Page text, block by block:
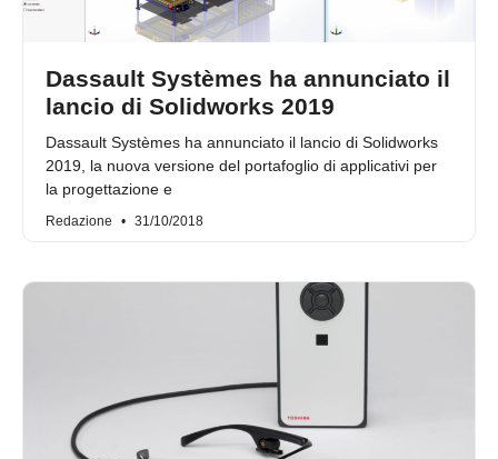
Dassault Systèmes ha annunciato il
lancio di Solidworks 2019
Dassault Systèmes ha annunciato il lancio di Solidworks
2019, la nuova versione del portafoglio di applicativi per
la progettazione e
Redazione 31/10/2018